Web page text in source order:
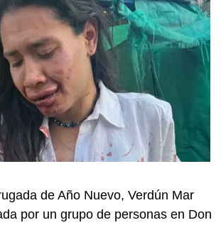
de Año Nuevo, Verdún Mar
por un grupo de personas en Don